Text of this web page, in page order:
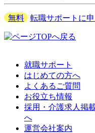
無料 転職サポートに
就職サポート
はじめての方へ
よくあるご質問
お役立ち情報
採用・介護求人掲
へ
運営会社案内